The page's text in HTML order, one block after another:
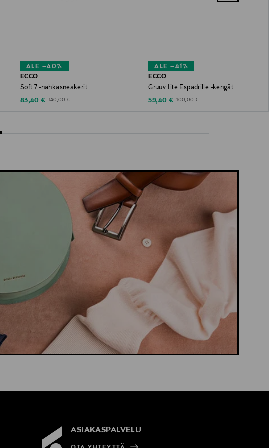
ALE –40%
ECCO
Soft 7 -nahkasneakerit
Discounted Price
83,40 € Original Price
140,00 €
ALE –41%
ECCO
Gruuv Lite Espadrille -kengät
Discounted Price
59,40 € Original Price
100,00 €
ASIAKASPALVELU